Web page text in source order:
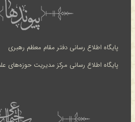
پایگاه اطلاع رسانی دفتر مقام معظم رهبری
پایگاه اطلاع رسانی مرکز مدیریت حوزه‌های